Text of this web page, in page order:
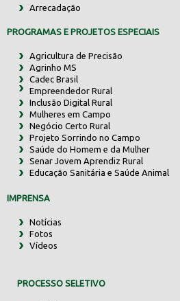
Arrecadação
PROGRAMAS E PROJETOS ESPECIAIS
Agricultura de Precisão
Agrinho MS
Cadec Brasil
Empreendedor Rural
Inclusão Digital Rural
Mulheres em Campo
Negócio Certo Rural
Projeto Sorrindo no Campo
Saúde do Homem e da Mulher
Senar Jovem Aprendiz Rural
Educação Sanitária e Saúde Animal
IMPRENSA
Notícias
Fotos
Vídeos
PROCESSO SELETIVO